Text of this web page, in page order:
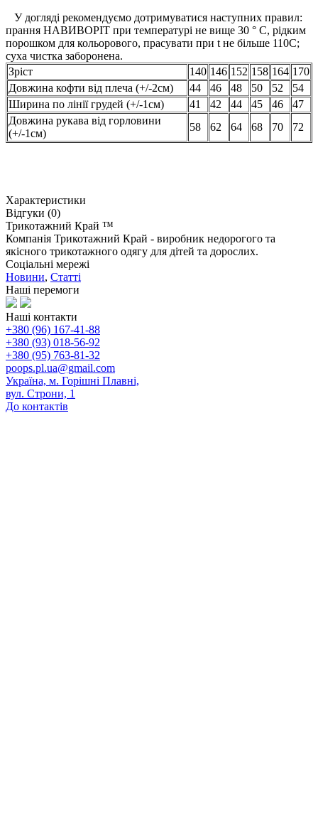
У догляді рекомендуємо дотримуватися наступних правил:
прання НАВИВОРІТ при температурі не вище 30 ° С, рідким
порошком для кольорового, прасувати при t не більше 110С;
суха чистка заборонена.
Зріст
140 146 152 158 164 170
Довжина кофти від плеча (+/-2см)
44 46 48 50 52
54
Ширина по лінії грудей (+/-1см)
41 42 44 45 46
47
Довжина рукава від горловини
(+/-1см)
58 62 64 68 70 72
Характеристики
Відгуки (0)
Трикотажний Край ™
Компанія Трикотажний Край - виробник недорогого та
якісного трикотажного одягу для дітей та дорослих.
Соціальні мережі
Новини, Статті
Наші перемоги
Наші контакти
+380 (96) 167-41-88
+380 (93) 018-56-92
+380 (95) 763-81-32
poops.pl.ua@gmail.com
Україна, м. Горішні Плавні,
вул. Строни, 1
До контактів